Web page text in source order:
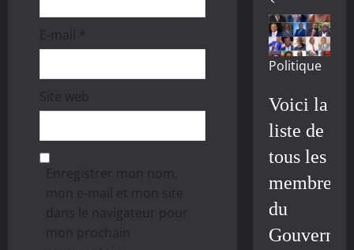
E-mail *
Site web
Enregistrer mon nom,
mon e-mail et mon site
dans le navigateur pour
mon prochain
Politique
Voici la
liste de
tous les
membres
du